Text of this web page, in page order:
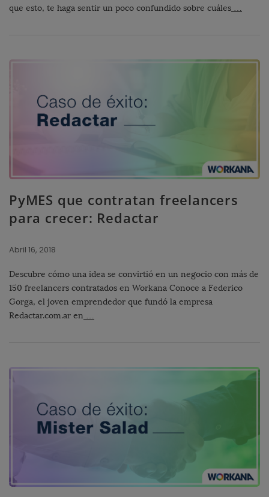
que esto, te haga sentir un poco confundido sobre cuáles …
PyMES que contratan freelancers
para crecer: Redactar
Abril 16, 2018
Descubre cómo una idea se convirtió en un negocio con más de
150 freelancers contratados en Workana Conoce a Federico
Gorga, el joven emprendedor que fundó la empresa
Redactar.com.ar en …